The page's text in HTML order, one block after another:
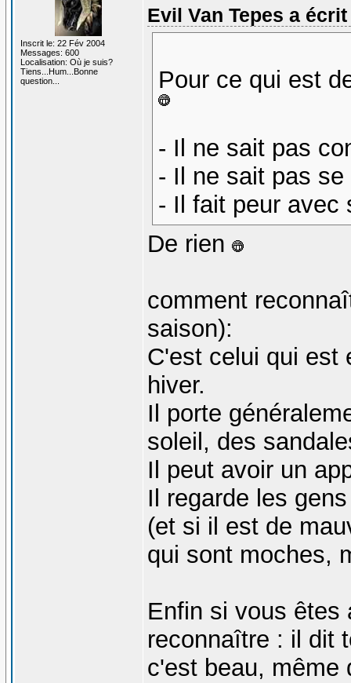
Inscrit le: 22 Fév 2004
Messages: 600
Localisation: Où je suis?
Tiens...Hum...Bonne
question...
Evil Van Tepes a
Pour ce qui est
- Il ne sait pas
- Il ne sait pas se
- Il fait peur avec
De rien
comment
saison):
C'est celui qui est
hiver.
Il porte
soleil, des
Il peut avoir un
Il regarde les
(et si il est de
qui sont moches,
Enfin si vous êtes
reconnaître : il dit
c'est beau,